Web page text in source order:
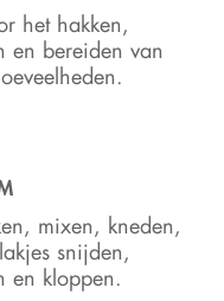
het hakken,
en bereiden van
mixen, kneden,
snijden,
en kloppen.